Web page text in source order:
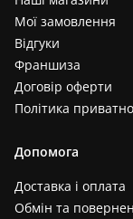
Мої замовлення
Відгуки
Франшиза
Договір оферти
Політика
Допомога
Доставка і оплата
Обмін та